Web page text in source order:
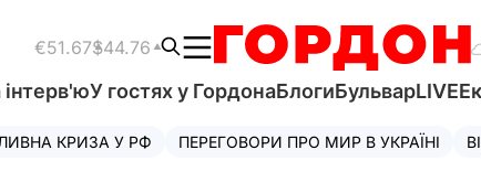
€51.67$44.76
інтерв'юУ гостях у ГордонаБлогиБульварLIVE
КРИЗА У РФ ПЕРЕГОВОРИ ПРО МИР В УКРАЇНІ